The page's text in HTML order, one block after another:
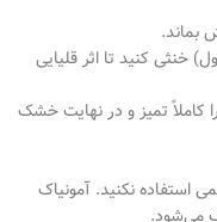
بماند.
خنثی کنید تا اثر قلیایی
تمیز و در نهایت خشک
استفاده نکنید. آمونیاک
می‌شود.